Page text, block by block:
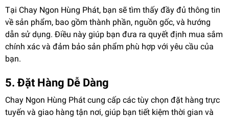
Tại Chay Ngon Hùng Phát, bạn sẽ tìm thấy đầy đủ thông tin
về sản phẩm, bao gồm thành phần, nguồn gốc, và hướng
dẫn sử dụng. Điều này giúp bạn đưa ra quyết định mua sắm
chính xác và đảm bảo sản phẩm phù hợp với yêu cầu của
bạn.
5. Đặt Hàng Dễ Dàng
Chay Ngon Hùng Phát cung cấp các tùy chọn đặt hàng trực
tuyến và giao hàng tận nơi, giúp bạn tiết kiệm thời gian và